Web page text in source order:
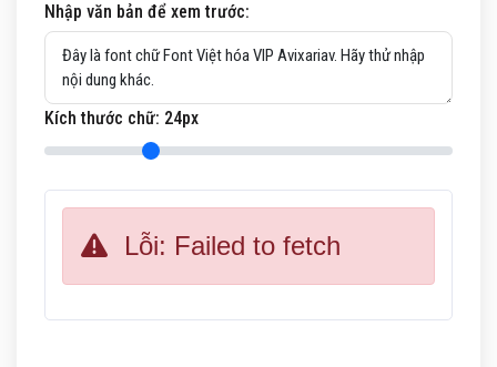
Nhập văn bản để xem trước:
Kích thước chữ: 24px
Lỗi: Failed to fetch